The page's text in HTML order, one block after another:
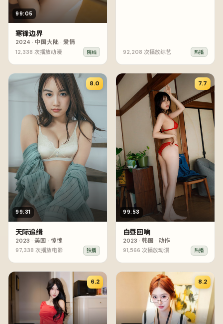
99:05
寒锋边界
2024 · 中国大陆· 爱情
12,338 次播放动漫 院线 92,208 次播放综艺 热播
99:31
8.0
天际追缉
2023 · 美国 · 惊悚
97,338 次播放电影 独播
99:53
7.7
白昼回响
2023 · 韩国 · 动作
91,566 次播放动漫 热播
6.2 8.2